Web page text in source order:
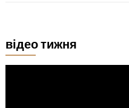
відео тижня